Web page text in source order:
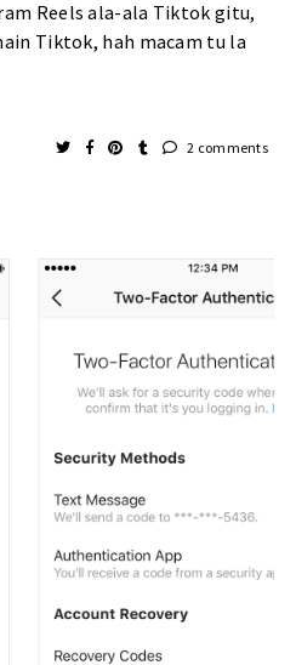
Reels ala-ala Tiktok gitu,
Tiktok, hah macam tu la
2 comments